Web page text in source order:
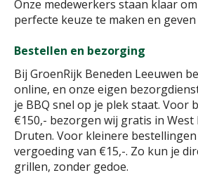
Onze medewerkers staan klaar
perfecte keuze te maken en
Bestellen en bezorging
Bij GroenRijk Beneden Leeuwen
online, en onze eigen
je BBQ snel op je plek staat. Voor
€150,- bezorgen wij gratis in West
Druten. Voor kleinere
vergoeding van €15,-. Zo kun je
grillen, zonder gedoe.